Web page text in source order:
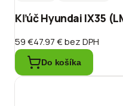
Kľúč Hyundai IX35
59 €47.97 €bez DPH
Do košíka